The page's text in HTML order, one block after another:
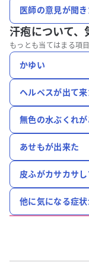
医師の意見が聞
汗疱について、
もっとも当てはまる項
かゆい
ヘルペスが出て来
無色の水ぶくれが
あせもが出来た
皮ふがカサカサ
他に気になる症状